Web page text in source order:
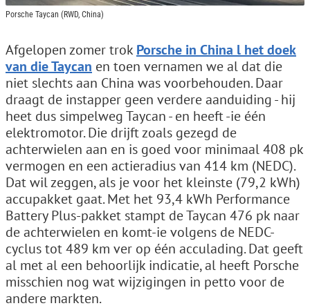
Porsche Taycan (RWD, China)
Afgelopen zomer trok Porsche in China l het doek
van die Taycan en toen vernamen we al dat die
niet slechts aan China was voorbehouden. Daar
draagt de instapper geen verdere aanduiding - hij
heet dus simpelweg Taycan - en heeft -ie één
elektromotor. Die drijft zoals gezegd de
achterwielen aan en is goed voor minimaal 408 pk
vermogen en een actieradius van 414 km (NEDC).
Dat wil zeggen, als je voor het kleinste (79,2 kWh)
accupakket gaat. Met het 93,4 kWh Performance
Battery Plus-pakket stampt de Taycan 476 pk naar
de achterwielen en komt-ie volgens de NEDC-
cyclus tot 489 km ver op één acculading. Dat geeft
al met al een behoorlijk indicatie, al heeft Porsche
misschien nog wat wijzigingen in petto voor de
andere markten.